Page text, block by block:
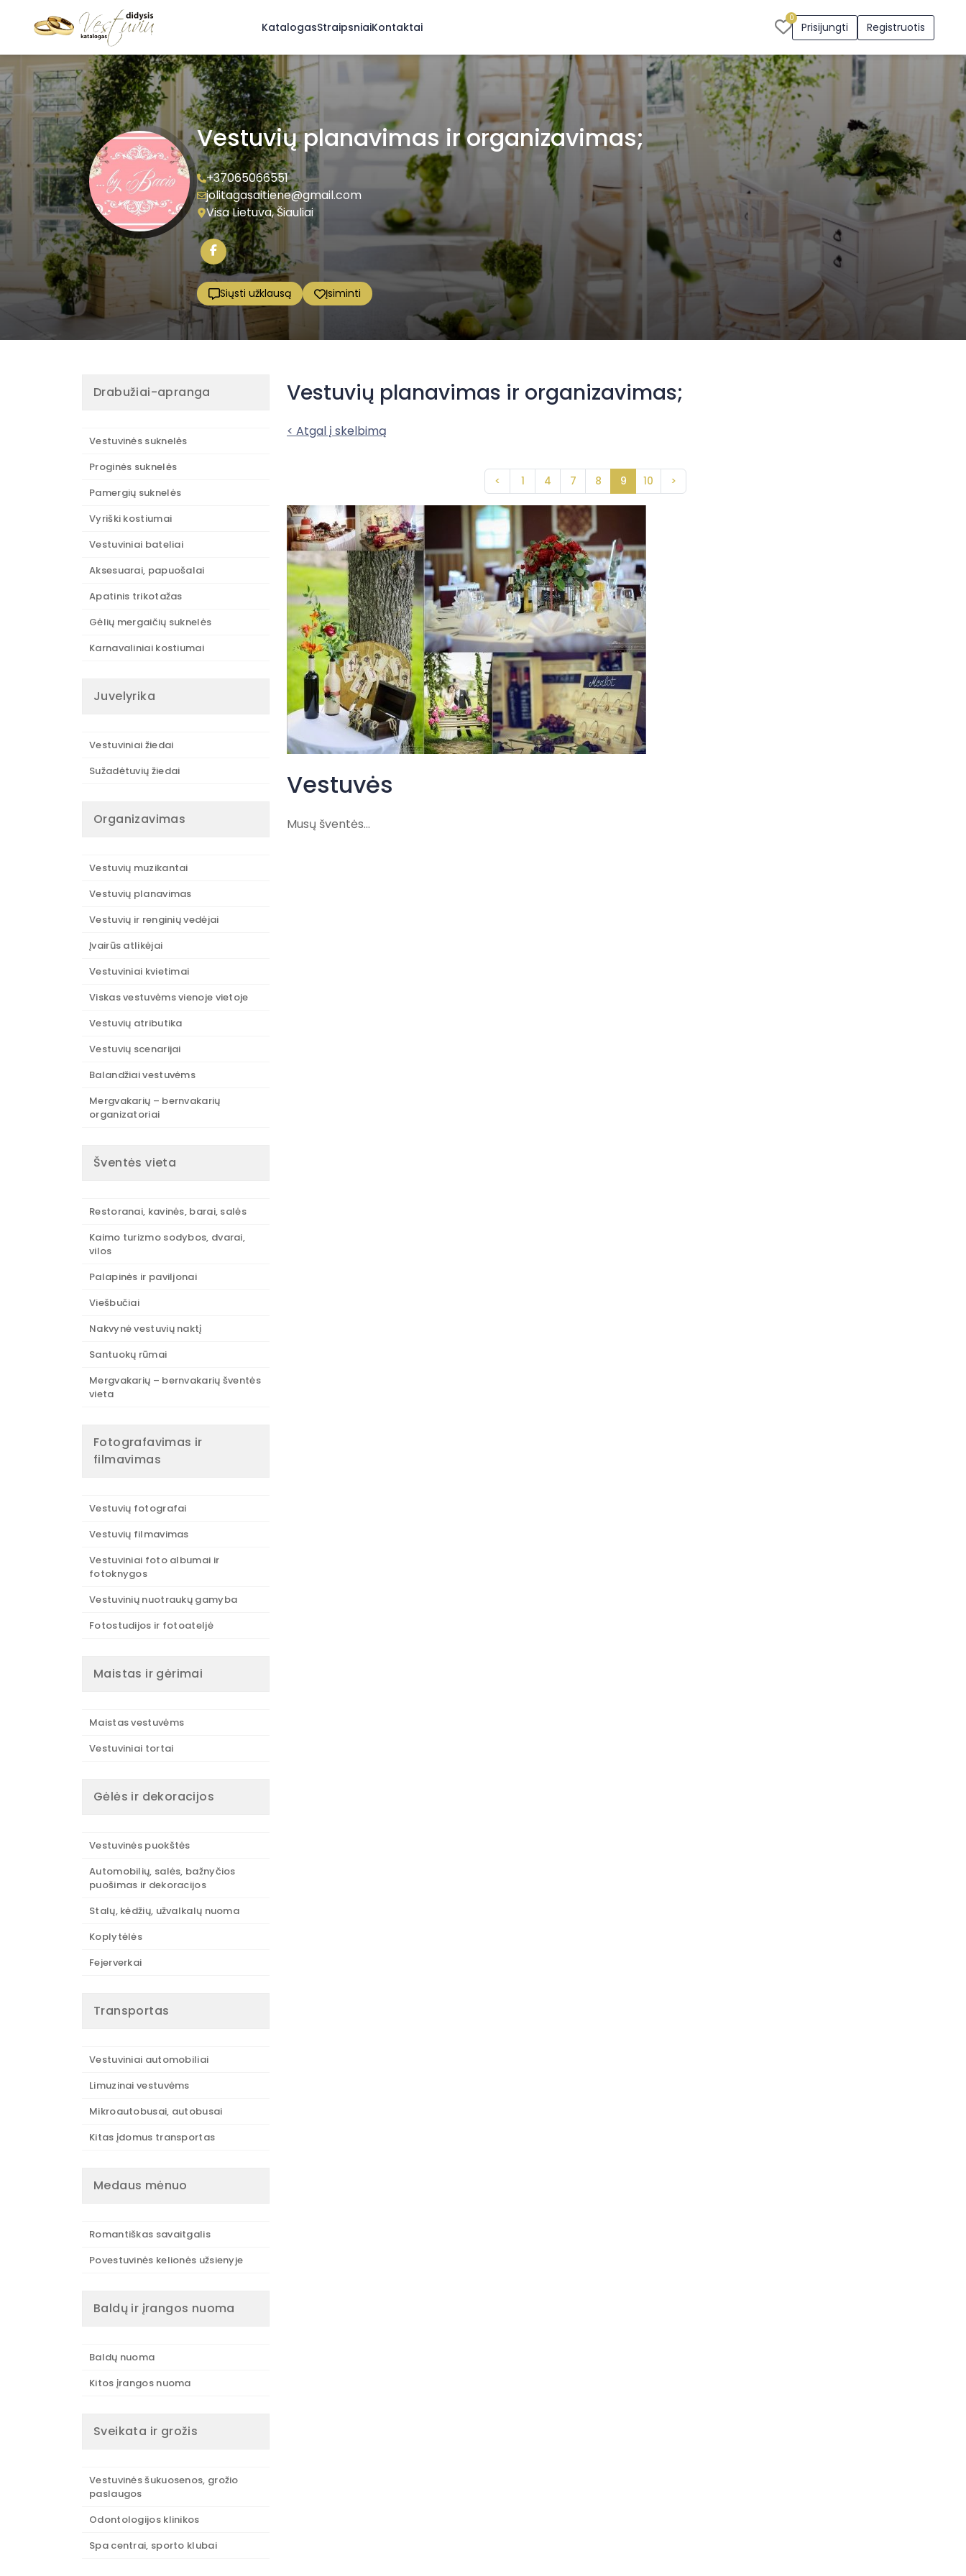
KatalogasStraipsniaiKontaktai
0
Prisijungti Registruotis
Vestuvių planavimas ir organizavimas;
+37065066551
jolitagasaitiene@gmail.com
Visa Lietuva, Šiauliai
Siųsti užklausą Įsiminti
Drabužiai-apranga
Vestuvinės suknelės
Proginės suknelės
Pamergių suknelės
Vyriški kostiumai
Vestuviniai bateliai
Aksesuarai, papuošalai
Apatinis trikotažas
Gėlių mergaičių suknelės
Karnavaliniai kostiumai
Juvelyrika
Vestuviniai žiedai
Sužadėtuvių žiedai
Organizavimas
Vestuvių muzikantai
Vestuvių planavimas
Vestuvių ir renginių vedėjai
Įvairūs atlikėjai
Vestuviniai kvietimai
Viskas vestuvėms vienoje vietoje
Vestuvių atributika
Vestuvių scenarijai
Balandžiai vestuvėms
Mergvakarių – bernvakarių
organizatoriai
Šventės vieta
Restoranai, kavinės, barai, salės
Kaimo turizmo sodybos, dvarai,
vilos
Palapinės ir paviljonai
Viešbučiai
Nakvynė vestuvių naktį
Santuokų rūmai
Mergvakarių – bernvakarių šventės
vieta
Fotografavimas ir
filmavimas
Vestuvių fotografai
Vestuvių filmavimas
Vestuviniai foto albumai ir
fotoknygos
Vestuvinių nuotraukų gamyba
Fotostudijos ir fotoateljė
Maistas ir gėrimai
Maistas vestuvėms
Vestuviniai tortai
Gėlės ir dekoracijos
Vestuvinės puokštės
Automobilių, salės, bažnyčios
puošimas ir dekoracijos
Stalų, kėdžių, užvalkalų nuoma
Koplytėlės
Fejerverkai
Transportas
Vestuviniai automobiliai
Limuzinai vestuvėms
Mikroautobusai, autobusai
Kitas įdomus transportas
Medaus mėnuo
Romantiškas savaitgalis
Povestuvinės kelionės užsienyje
Baldų ir įrangos nuoma
Baldų nuoma
Kitos įrangos nuoma
Sveikata ir grožis
Vestuvinės šukuosenos, grožio
paslaugos
Odontologijos klinikos
Spa centrai, sporto klubai
Vestuvių planavimas ir organizavimas;
< Atgal į skelbimą
< 1 4 7 8 9 10 >
Vestuvės
Musų šventės...